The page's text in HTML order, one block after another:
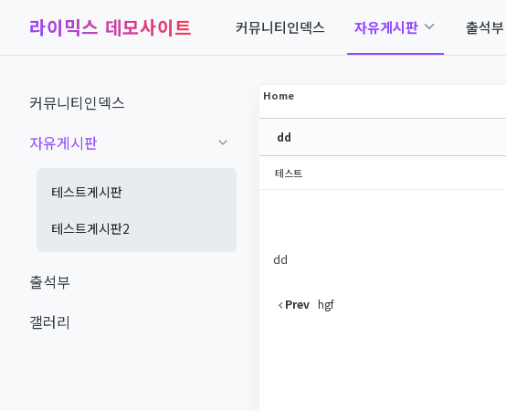
라이믹스 데모사이트 커뮤니티인덱스 자유게시판 출석부
커뮤니티인덱스
자유게시판
테스트게시판
테스트게시판2
출석부
갤러리
Home
dd
테스트
dd
Prev hgf
Sketchbook5, 스케치북5
Sketchbook5, 스케치북5
Sketchbook5, 스케치북5
Sketchbook5, 스케치북5